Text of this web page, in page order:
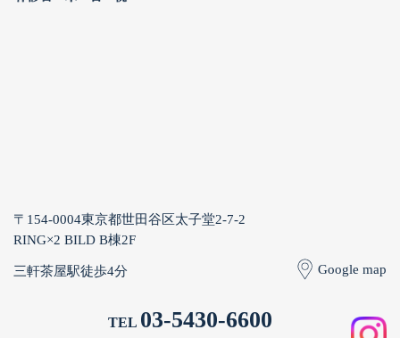
〒154-0004東京都世田谷区太子堂2-7-2
RING×2 BILD B棟2F
三軒茶屋駅徒歩4分 Google map
TEL 03-5430-6600